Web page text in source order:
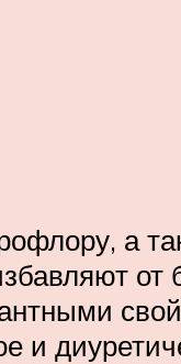
а
и